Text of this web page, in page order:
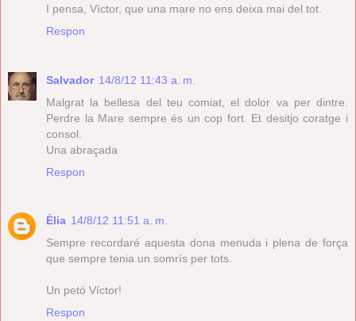
I pensa, Víctor, que una mare no ens deixa mai del tot.
Respon
Salvador 14/8/12 11:43 a. m.
Malgrat la bellesa del teu comiat, el dolor va per dintre.
Perdre la Mare sempre és un cop fort. Et desitjo coratge i
consol.
Una abraçada
Respon
Èlia 14/8/12 11:51 a. m.
Sempre recordaré aquesta dona menuda i plena de força
que sempre tenia un somrís per tots.
Un petó Víctor!
Respon